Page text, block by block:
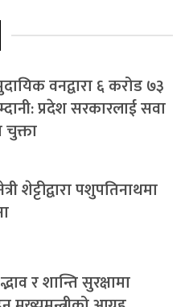
वनद्वारा ६ करोड ७३
प्रदेश सरकारलाई सवा
शेट्टीद्वारा पशुपतिनाथमा
र शान्ति सुरक्षामा